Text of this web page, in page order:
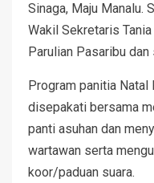
Sinaga, Maju Manalu.
Wakil Sekretaris
Parulian Pasaribu
Program panitia
disepakati bersama
panti asuhan dan
wartawan serta
koor/paduan suara.